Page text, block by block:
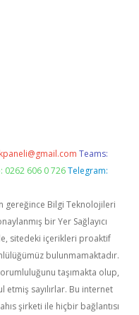
Teams:
0262 606 0 726 Telegram:
gereğince Bilgi Teknolojileri
bir Yer Sağlayıcı
sitedeki içerikleri proaktif
bulunmamaktadır.
taşımakta olup,
sayılırlar. Bu internet
şirketi ile hiçbir bağlantısı